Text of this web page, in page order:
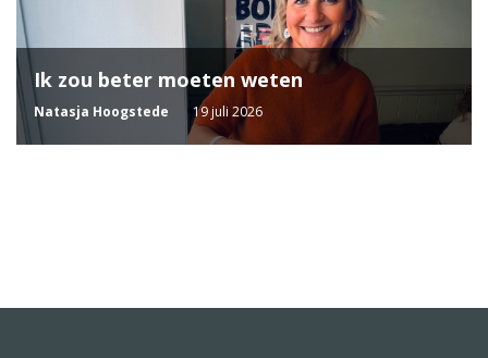
Ik zou beter moeten weten
Natasja Hoogstede 19 juli 2026